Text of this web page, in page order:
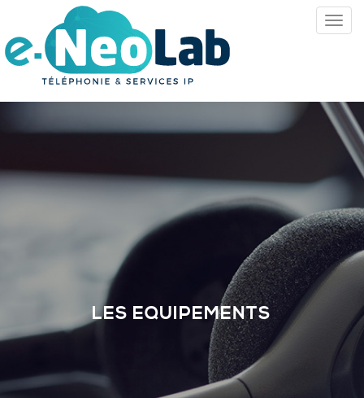
LES EQUIPEMENTS